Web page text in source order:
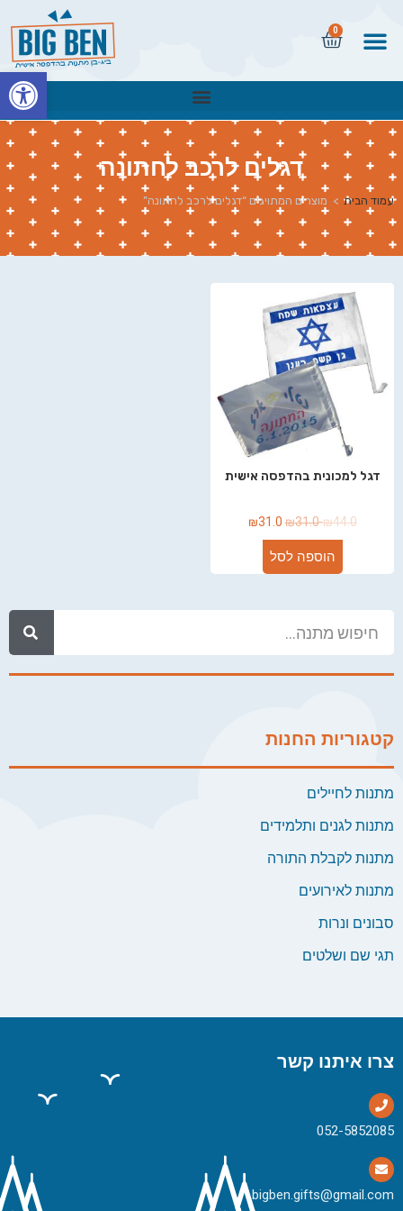
0
דגלים לרכב לחתונה
עמוד הבית > מוצרים המתויגים “דגלים לרכב לחתונה”
קטגוריות החנות
מתנות לחיילים
מתנות לגנים ותלמידים
מתנות לקבלת התורה
מתנות לאירועים
סבונים ונרות
תגי שם ושלטים
דגל למכונית בהדפסה אישית
₪44.0
₪31.0
₪31.0
הוספה לסל
צרו איתנו קשר
bigben.gifts@gmail.com